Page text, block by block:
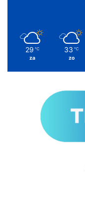
29 ℃
za
33 ℃
zo